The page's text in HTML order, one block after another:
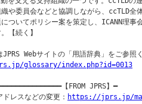
や委員会などと協調しながら、ccTLD全
ついてポリシー案を策定し、ICANN理事
【続く】
Webサイトの「用語辞典」をご参照
glossary/index.php?id=0013
【FROM JPRS】━
レスなどの変更： https://jprs.jp/